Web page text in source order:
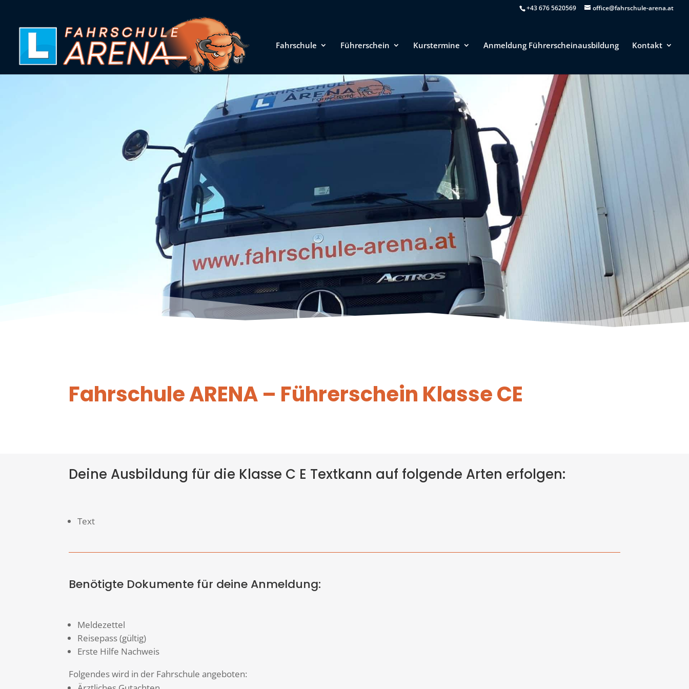
+43 676 5620569 office@fahrschule-arena.at
Fahrschule Führerschein Kurstermine Anmeldung Führerscheinausbildung Kontakt
Fahrschule ARENA – Führerschein Klasse CE
Deine Ausbildung für die Klasse C E Textkann auf folgende Arten erfolgen:
Text
Benötigte Dokumente für deine Anmeldung:
Meldezettel
Reisepass (gültig)
Erste Hilfe Nachweis
Folgendes wird in der Fahrschule angeboten: